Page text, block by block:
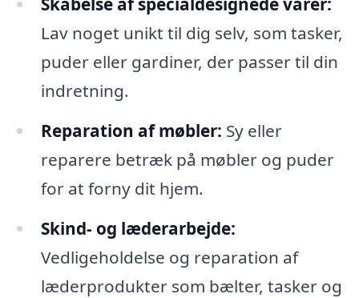
Lav noget unikt til dig selv, som tasker,
puder eller gardiner, der passer til din
indretning.
Reparation af møbler: Sy eller
reparere betræk på møbler og puder
for at forny dit hjem.
Skind- og læderarbejde:
Vedligeholdelse og reparation af
læderprodukter som bælter, tasker og